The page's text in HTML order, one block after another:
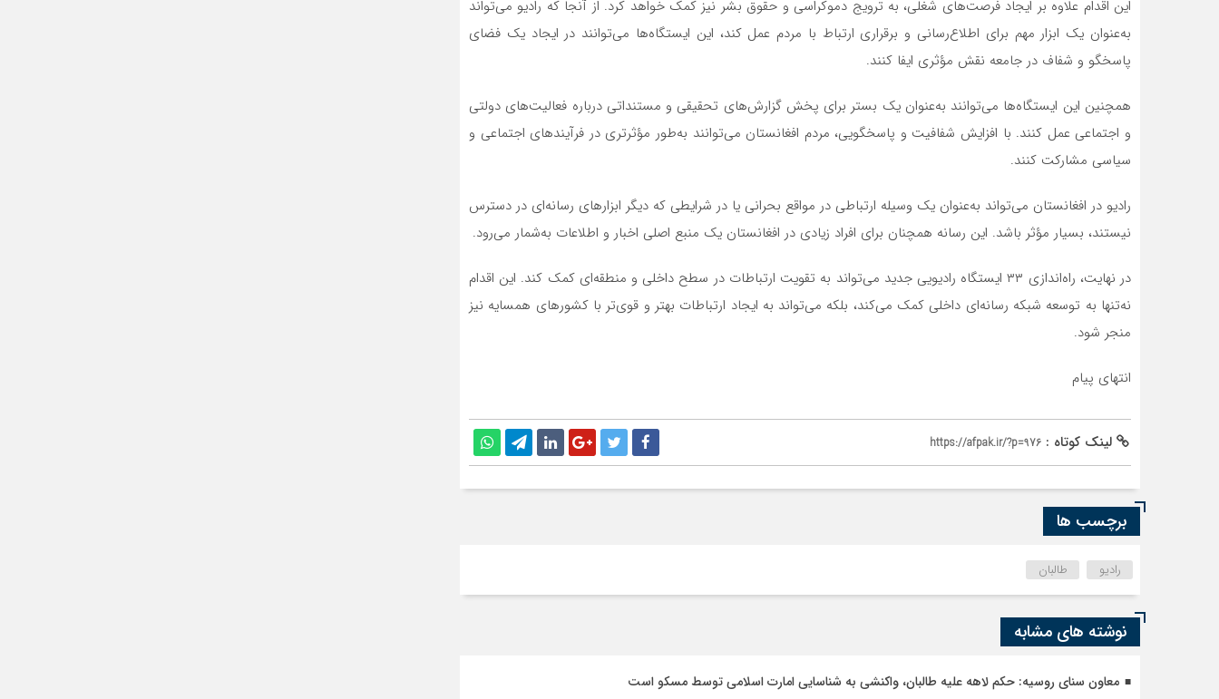
این اقدام علاوه بر ایجاد فرصت‌های شغلی، به ترویج دموکراسی و حقوق بشر نیز کمک خواهد کرد. از آنجا که رادیو می‌تواند
به‌عنوان یک ابزار مهم برای اطلاع‌رسانی و برقراری ارتباط با مردم عمل کند، این ایستگاه‌ها می‌توانند در ایجاد یک فضای
پاسخگو و شفاف در جامعه نقش مؤثری ایفا کنند.
همچنین این ایستگاه‌ها می‌توانند به‌عنوان یک بستر برای پخش گزارش‌های تحقیقی و مستنداتی درباره فعالیت‌های دولتی
و اجتماعی عمل کنند. با افزایش شفافیت و پاسخگویی، مردم افغانستان می‌توانند به‌طور مؤثرتری در فرآیندهای اجتماعی و
سیاسی مشارکت کنند.
رادیو در افغانستان می‌تواند به‌عنوان یک وسیله ارتباطی در مواقع بحرانی یا در شرایطی که دیگر ابزارهای رسانه‌ای در دسترس
نیستند، بسیار مؤثر باشد. این رسانه همچنان برای افراد زیادی در افغانستان یک منبع اصلی اخبار و اطلاعات به‌شمار می‌رود.
در نهایت، راه‌اندازی ۳۳ ایستگاه رادیویی جدید می‌تواند به تقویت ارتباطات در سطح داخلی و منطقه‌ای کمک کند. این اقدام
نه‌تنها به توسعه شبکه رسانه‌ای داخلی کمک می‌کند، بلکه می‌تواند به ایجاد ارتباطات بهتر و قوی‌تر با کشورهای همسایه نیز
منجر شود.
انتهای پیام
لینک کوتاه : https://afpak.ir/?p=976
برچسب ها
رادیو طالبان
نوشته های مشابه
معاون سنای روسیه: حکم لاهه علیه طالبان، واکنشی به شناسایی امارت اسلامی توسط مسکو است